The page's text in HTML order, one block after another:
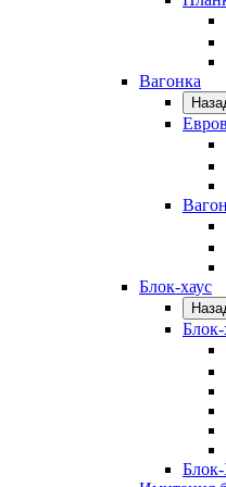
Вагонка
Блок-хаус